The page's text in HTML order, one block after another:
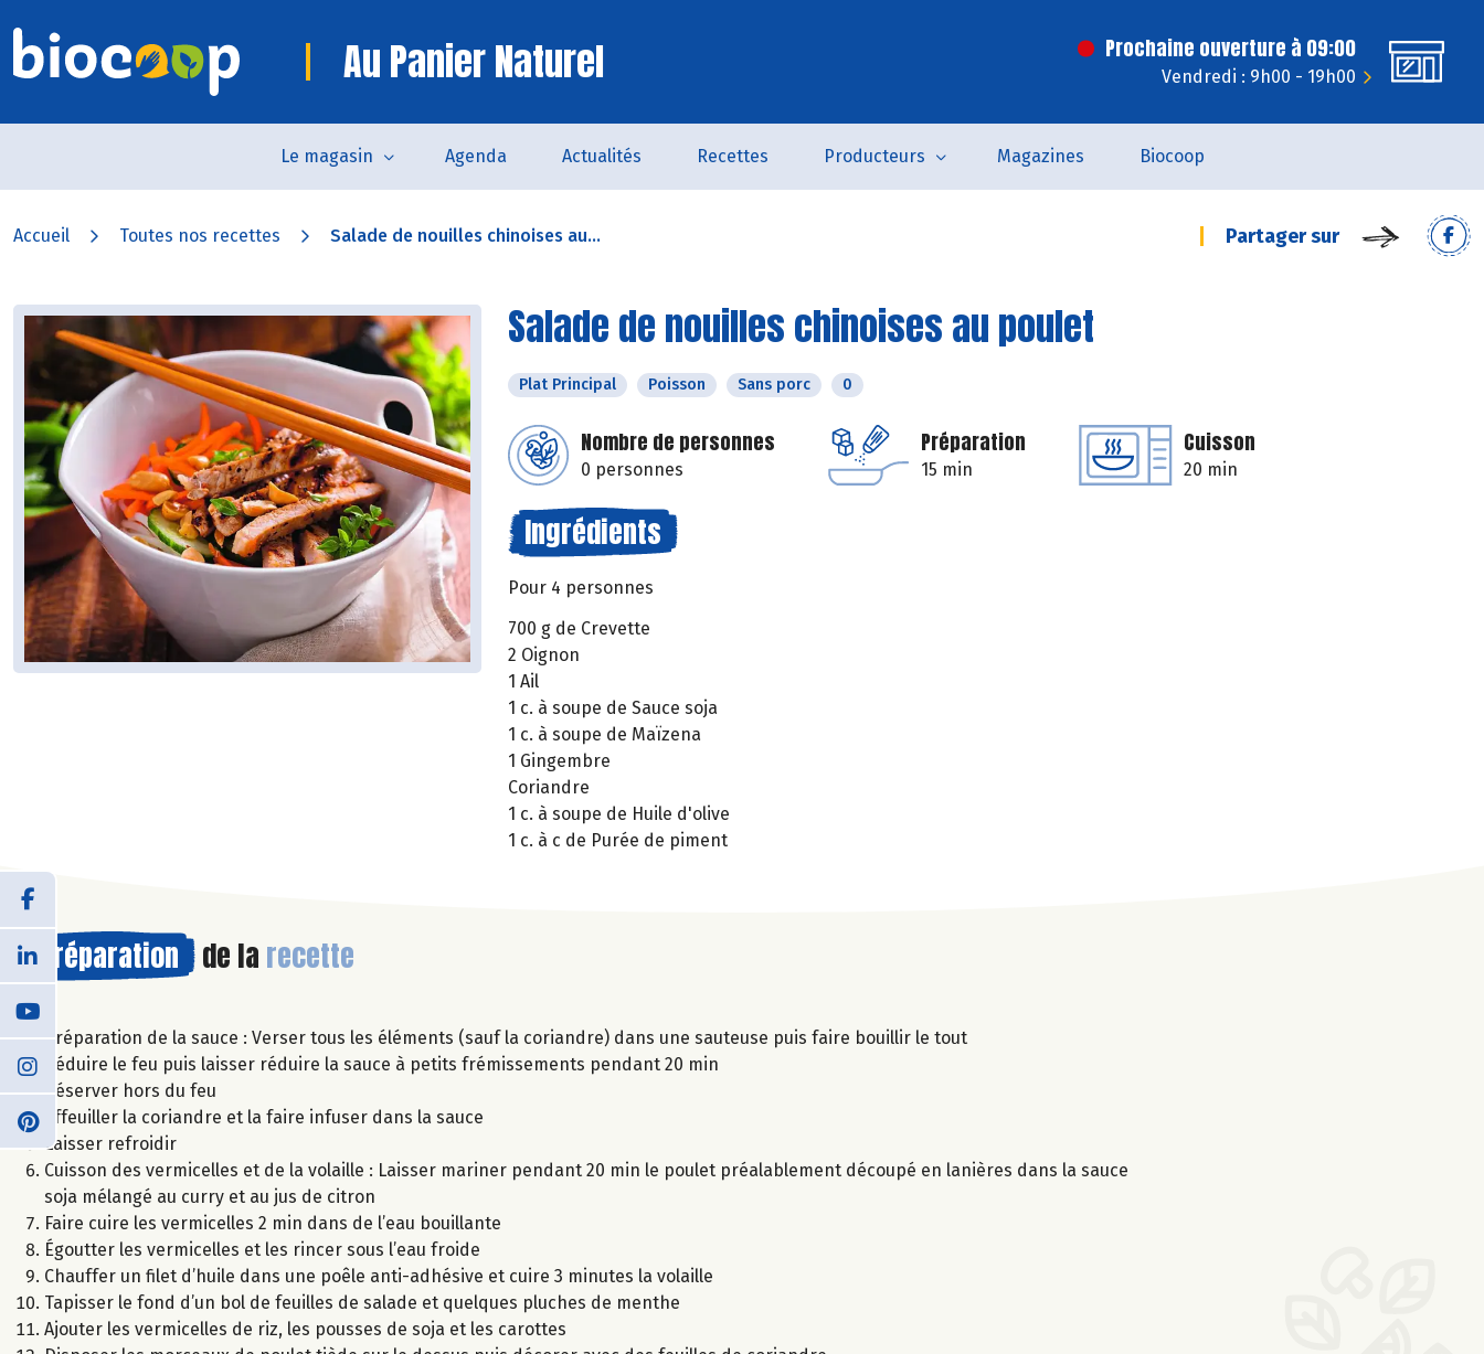
Au Panier Naturel Prochaine ouverture à 09:00
Vendredi : 9h00 - 19h00
Le magasin Agenda Actualités Recettes Producteurs Magazines Biocoop
Accueil Toutes nos recettes Salade de nouilles chinoises au... Partager sur
Salade de nouilles chinoises au poulet
Plat Principal Poisson Sans porc 0
Nombre de personnes
0 personnes
Préparation
15 min
Cuisson
20 min
Ingrédients
Pour 4 personnes
700 g de Crevette
2 Oignon
1 Ail
1 c. à soupe de Sauce soja
1 c. à soupe de Maïzena
1 Gingembre
Coriandre
1 c. à soupe de Huile d'olive
1 c. à c de Purée de piment
Préparation de la recette
Préparation de la sauce : Verser tous les éléments (sauf la coriandre) dans une sauteuse puis faire bouillir le tout
Réduire le feu puis laisser réduire la sauce à petits frémissements pendant 20 min
Réserver hors du feu
Effeuiller la coriandre et la faire infuser dans la sauce
Laisser refroidir
Cuisson des vermicelles et de la volaille : Laisser mariner pendant 20 min le poulet préalablement découpé en lanières dans la sauce
soja mélangé au curry et au jus de citron
Faire cuire les vermicelles 2 min dans de l’eau bouillante
Égoutter les vermicelles et les rincer sous l’eau froide
Chauffer un filet d’huile dans une poêle anti-adhésive et cuire 3 minutes la volaille
Tapisser le fond d’un bol de feuilles de salade et quelques pluches de menthe
Ajouter les vermicelles de riz, les pousses de soja et les carottes